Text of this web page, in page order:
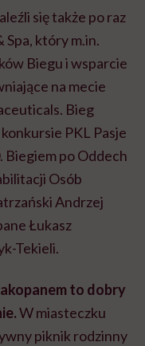
się także po raz
który m.in.
Biegu i wsparcie
na mecie
Bieg
PKL Pasje
po Oddech
Osób
Andrzej
Łukasz
Tekieli.
to dobry
W miasteczku
piknik rodzinny